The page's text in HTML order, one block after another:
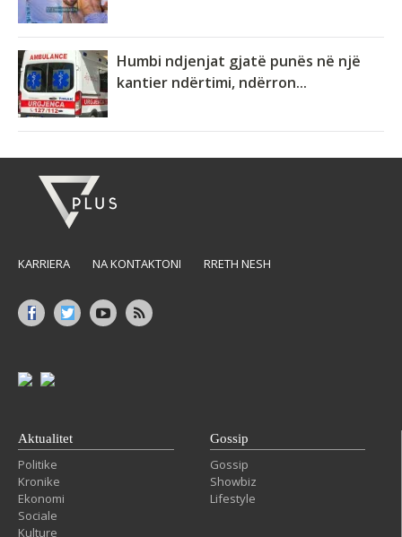
Humbi ndjenjat gjatë punës në një
kantier ndërtimi, ndërron...
KARRIERA NA KONTAKTONI RRETH NESH
Aktualitet
Politike
Kronike
Ekonomi
Sociale
Kulture
Gossip
Gossip
Showbiz
Lifestyle